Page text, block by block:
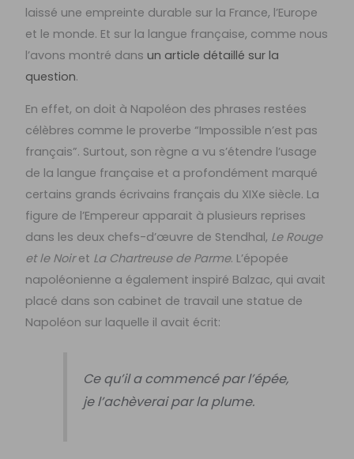
laissé une empreinte durable sur la France, l’Europe
et le monde. Et sur la langue française, comme nous
l’avons montré dansun article détaillé sur la
question.
En effet, on doit à Napoléon des phrases restées
célèbres comme le proverbe “Impossible n’est pas
français”. Surtout, son règne a vu s’étendre l’usage
de la langue française et a profondément marqué
certains grands écrivains français du XIXe siècle. La
figure de l’Empereur apparait à plusieurs reprises
dans les deux chefs-d’œuvre de Stendhal, Le Rouge
et le Noiret La Chartreuse de Parme. L’épopée
napoléonienne a également inspiré Balzac, qui avait
placé dans son cabinet de travail une statue de
Napoléon sur laquelle il avait écrit:
Ce qu’il a commencé par l’épée,
je l’achèverai par la plume.